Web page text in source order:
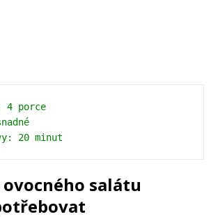
4 porce
20 minut
salátu